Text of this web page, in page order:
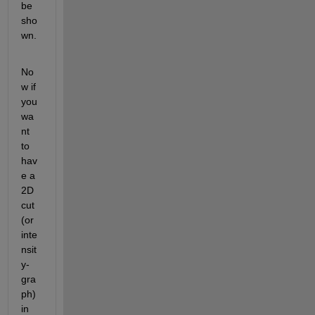
be
sho
wn.
No
w if
you
wa
nt
to
hav
e a
2D
cut
(or
inte
nsit
y-
gra
ph)
in